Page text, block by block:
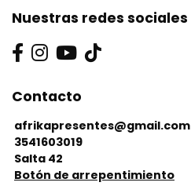
Nuestras redes sociales
Contacto
afrikapresentes@gmail.com
3541603019
Salta 42
Botón de arrepentimiento